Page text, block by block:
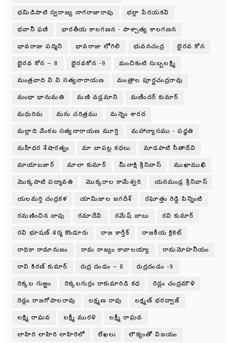
భమిడిపాటి స్వరాజ్య నాగరాజారావు భల్లా పేరయకవి
భవానీ ఫణి భారతీయ కాలగణన - పాశ్చాత్య కాలగణన
భావరాజు పద్మిని భావరాజు లోగిలి భువనచంద్ర భైరవ కోన
భైరవ కోన – 8 భైరవకోన -9 మంచికంటి సుబ్బలక్ష్మి
మంత్రవాది వి.వి.సత్యనారాయణ మంత్రాల పూర్ణచంద్రరావు
మంథా భానుమతి మణి వడ్లమాని మణీందర్ కుమార్
మధురిమ మను చరిత్రము మన్నెం శారద
మల్లాది వేంకట సత్యనారాయణ మూర్తి మహాన్యాసము - పధ్ధతి
మహీధర శేషారత్నం మా బాపట్ల కధలు మాడపాటి సీతాదేవి
మాయాబజార్ మాలా కుమార్ మీనాక్షి శ్రీనివాస్ ముఖాముఖి
మొక్కపాటి పద్మావతి మొక్కరాల కామేశ్వరి యనమండ్ర శ్రీనివాస్
యలమర్తి చంద్రకళ యామిజాల జగదీశ్ రఘోత్తం రెడ్డి పిన్నింటి
రమణించిన బాపు రమాదేవి రమేష్ బాబు రవి కుమార్
రవి భూషణ్ శర్మ కొండూరు రాజ కార్తీక్ రాజకీయ క్రికెట్
రాధికా రామానుజం రామ రాజ్యం కావాలయ్యా రామమోహనీయం
రావి కిరణ్ కుమార్ రుద్ర దండం – 8 రుద్రదండం -9
రెక్కల గుఱ్ఱం రెక్కలగుర్రం రాకుమారిడి కధ రెడ్లం చంద్రమౌళి
రెడ్లం రాజగోపాలరావు లక్ష్మణ రావు లక్ష్మణ్ భరద్వాజ్
లక్ష్మి రాఘవ లక్ష్మీ మురళి లక్ష్మీ రాఘవ
లాహిరి లాహిరి లాహిరిలో లేఖలు లౌక్యంతో విజయం